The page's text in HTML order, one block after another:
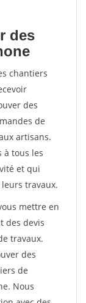
des
chantiers
des
de
artisans.
à tous les
et qui
travaux.
mettre en
des devis
travaux.
des
de
Nous